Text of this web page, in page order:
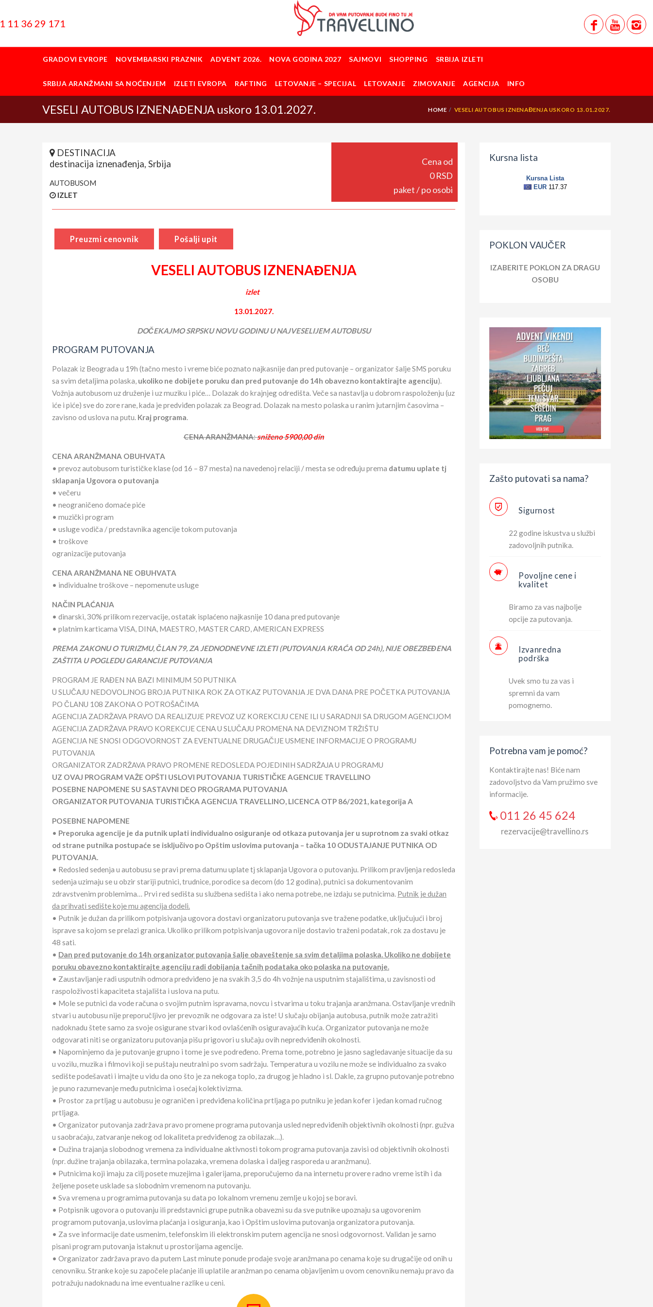
11 36 29 171
GRADOVI EVROPE NOVEMBARSKI PRAZNIK ADVENT 2026. NOVA GODINA 2027 SAJMOVI SHOPPING SRBIJA IZLETI
SRBIJA ARANŽMANI SA NOĆENJEM IZLETI EVROPA RAFTING LETOVANJE – SPECIJAL LETOVANJE ZIMOVANJE AGENCIJA INFO
VESELI AUTOBUS IZNENAĐENJA uskoro 13.01.2027. HOME VESELI AUTOBUS IZNENAĐENJA USKORO 13.01.2027.
DESTINACIJA
destinacija iznenađenja, Srbija
AUTOBUSOM
IZLET
Cena od
0 RSD
paket / po osobi
Preuzmi cenovnik Pošalji upit
VESELI AUTOBUS IZNENAĐENJA
izlet
13.01.2027.
DOČEKAJMO SRPSKU NOVU GODINU U NAJVESELIJEM AUTOBUSU
PROGRAM PUTOVANJA
Polazak iz Beograda u 19h (tačno mesto i vreme biće poznato najkasnije dan pred putovanje – organizator šalje SMS poruku
sa svim detaljima polaska, ukoliko ne dobijete poruku dan pred putovanje do 14h obavezno kontaktirajte agenciju).
Vožnja autobusom uz druženje i uz muziku i piće… Dolazak do krajnjeg odredišta. Veče sa nastavlja u dobrom raspoloženju (uz
iće i piće) sve do zore rane, kada je predviđen polazak za Beograd. Dolazak na mesto polaska u ranim jutarnjim časovima –
zavisno od uslova na putu. Kraj programa.
CENA ARANŽMANA:sniženo5900,00 din
CENA ARANŽMANA OBUHVATA
• prevoz autobusom turističke klase (od 16 – 87 mesta) na navedenoj relaciji / mesta se određuju prema datumu uplate tj
sklapanja Ugovora o putovanja
• večeru
• neograničeno domaće piće
• muzički program
• usluge vodiča / predstavnika agencije tokom putovanja
• troškove
ogranizacije putovanja
CENA ARANŽMANA NE OBUHVATA
• individualne troškove – nepomenute usluge
NAČIN PLAĆANJA
• dinarski, 30% prilikom rezervacije, ostatak isplaćeno najkasnije 10 dana pred putovanje
• platnim karticama VISA, DINA, MAESTRO, MASTER CARD, AMERICAN EXPRESS
PREMA ZAKONU O TURIZMU, ČLAN 79, ZA JEDNODNEVNE IZLETI (PUTOVANJA KRAĆA OD 24h), NIJE OBEZBEĐENA
ZAŠTITA U POGLEDU GARANCIJE PUTOVANJA
PROGRAM JE RAĐEN NA BAZI MINIMUM 50 PUTNIKA
U SLUČAJU NEDOVOLJNOG BROJA PUTNIKA ROK ZA OTKAZ PUTOVANJA JE DVA DANA PRE POČETKA PUTOVANJA
PO ČLANU 108 ZAKONA O POTROŠAČIMA
AGENCIJA ZADRŽAVA PRAVO DA REALIZUJE PREVOZ UZ KOREKCIJU CENE ILI U SARADNJI SA DRUGOM AGENCIJOM
AGENCIJA ZADRŽAVA PRAVO KOREKCIJE CENA U SLUČAJU PROMENA NA DEVIZNOM TRŽIŠTU
AGENCIJA NE SNOSI ODGOVORNOST ZA EVENTUALNE DRUGAČIJE USMENE INFORMACIJE O PROGRAMU
PUTOVANJA
ORGANIZATOR ZADRŽAVA PRAVO PROMENE REDOSLEDA POJEDINIH SADRŽAJA U PROGRAMU
UZ OVAJ PROGRAM VAŽE OPŠTI USLOVI PUTOVANJA TURISTIČKE AGENCIJE TRAVELLINO
POSEBNE NAPOMENE SU SASTAVNI DEO PROGRAMA PUTOVANJA
ORGANIZATOR PUTOVANJA TURISTIČKA AGENCIJA TRAVELLINO, LICENCA OTP 86/2021, kategorija A
POSEBNE NAPOMENE
• Preporuka agencije je da putnik uplati individualno osiguranje od otkaza putovanja jer u suprotnom za svaki otkaz
od strane putnika postupaće se isključivo po Opštim uslovima putovanja – tačka 10 ODUSTAJANJE PUTNIKA OD
PUTOVANJA.
• Redosled sedenja u autobusu se pravi prema datumu uplate tj sklapanja Ugovora o putovanju. Prilikom pravljenja redosleda
sedenja uzimaju se u obzir stariji putnici, trudnice, porodice sa decom (do 12 godina), putnici sa dokumentovanim
zdravstvenim problemima… Prvi red sedišta su službena sedišta i ako nema potrebe, ne izdaju se putnicima. Putnik je dužan
da prihvati sedište koje mu agencija dodeli.
• Putnik je dužan da prilikom potpisivanja ugovora dostavi organizatoru putovanja sve tražene podatke, uključujući i broj
isprave sa kojom se prelazi granica. Ukoliko prilikom potpisivanja ugovora nije dostavio traženi podatak, rok za dostavu je
48 sati.
• Dan pred putovanje do 14h organizator putovanja šalje obaveštenje sa svim detaljima polaska. Ukoliko ne dobijete
poruku obavezno kontaktirajte agenciju radi dobijanja tačnih podataka oko polaska na putovanje.
• Zaustavljanje radi usputnih odmora predviđeno je na svakih 3,5 do 4h vožnje na usputnim stajalištima, u zavisnosti od
raspoloživosti kapaciteta stajališta i uslova na putu.
• Mole se putnici da vode računa o svojim putnim ispravama, novcu i stvarima u toku trajanja aranžmana. Ostavljanje vrednih
stvari u autobusu nije preporučljivo jer prevoznik ne odgovara za iste! U slučaju obijanja autobusa, putnik može zatražiti
nadoknadu štete samo za svoje osigurane stvari kod ovlašćenih osiguravajućih kuća. Organizator putovanja ne može
odgovarati niti se organizatoru putovanja pišu prigovori u slučaju ovih nepredviđenih okolnosti.
• Napominjemo da je putovanje grupno i tome je sve podređeno. Prema tome, potrebno je jasno sagledavanje situacije da su
u vozilu, muzika i filmovi koji se puštaju neutralni po svom sadržaju. Temperatura u vozilu ne može se individualno za svako
sedište podešavati i imajte u vidu da ono što je za nekoga toplo, za drugog je hladno i sl. Dakle, za grupno putovanje potrebno
je puno razumevanje među putnicima i osećaj kolektivizma.
• Prostor za prtljag u autobusu je ograničen i predviđena količina prtljaga po putniku je jedan kofer i jedan komad ručnog
prtljaga.
• Organizator putovanja zadržava pravo promene programa putovanja usled nepredviđenih objektivnih okolnosti (npr. gužva
u saobraćaju, zatvaranje nekog od lokaliteta predviđenog za obilazak…).
• Dužina trajanja slobodnog vremena za individualne aktivnosti tokom programa putovanja zavisi od objektivnih okolnosti
(npr. dužine trajanja obilazaka, termina polazaka, vremena dolaska i daljeg rasporeda u aranžmanu).
• Putnicima koji imaju za cilj posete muzejima i galerijama, preporučujemo da na internetu provere radno vreme istih i da
željene posete usklade sa slobodnim vremenom na putovanju.
• Sva vremena u programima putovanja su data po lokalnom vremenu zemlje u kojoj se boravi.
• Potpisnik ugovora o putovanju ili predstavnici grupe putnika obavezni su da sve putnike upoznaju sa ugovorenim
programom putovanja, uslovima plaćanja i osiguranja, kao i Opštim uslovima putovanja organizatora putovanja.
• Za sve informacije date usmenim, telefonskim ili elektronskim putem agencija ne snosi odgovornost. Validan je samo
pisani program putovanja istaknut u prostorijama agencije.
• Organizator zadržava pravo da putem Last minute ponude prodaje svoje aranžmana po cenama koje su drugačije od onih u
cenovniku. Stranke koje su započele plaćanje ili uplatile aranžman po cenama objavljenim u ovom cenovniku nemaju pravo da
potražuju nadoknadu na ime eventualne razlike u ceni.
Kursna lista
POKLON VAUČER
IZABERITE POKLON ZA DRAGU
OSOBU
Zašto putovati sa nama?
Sigurnost
22 godine iskustva u službi
zadovoljnih putnika.
Povoljne cene i
kvalitet
Biramo za vas najbolje
opcije za putovanja.
Izvanredna
podrška
Uvek smo tu za vas i
spremni da vam
pomognemo.
Potrebna vam je pomoć?
Kontaktirajte nas! Biće nam
zadovoljstvo da Vam pružimo sve
informacije.
011 26 45 624
rezervacije@travellino.rs